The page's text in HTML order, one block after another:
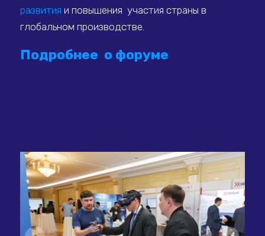
развития и повышения участия страны в
глобальном производстве.
Подробнее о форуме